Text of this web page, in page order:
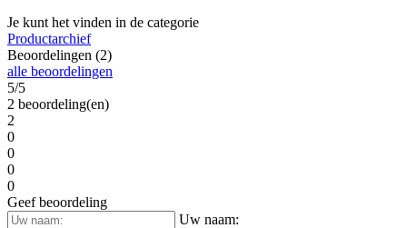
Je kunt het vinden in de categorie
Productarchief
Beoordelingen (2)
alle beoordelingen
5/5
2 beoordeling(en)
2
0
0
0
0
Geef beoordeling
Uw naam: